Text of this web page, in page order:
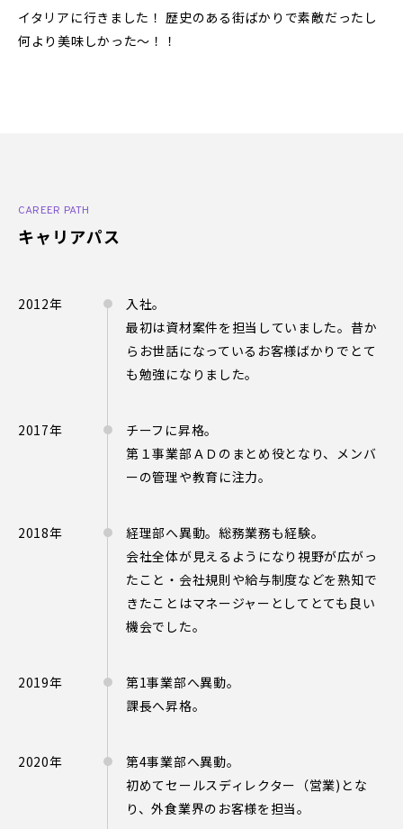
イタリアに行きました！ 歴史のある街ばかりで素敵だったし
何より美味しかった～！！
CAREER PATH
キャリアパス
2012年
入社。
最初は資材案件を担当していました。昔か
らお世話になっているお客様ばかりでとて
も勉強になりました。
2017年
チーフに昇格。
第１事業部ＡＤのまとめ役となり、メンバ
ーの管理や教育に注力。
2018年
経理部へ異動。総務業務も経験。
会社全体が見えるようになり視野が広がっ
たこと・会社規則や給与制度などを熟知で
きたことはマネージャーとしてとても良い
機会でした。
2019年
第1事業部へ異動。
課長へ昇格。
2020年
第4事業部へ異動。
初めてセールスディレクター（営業)とな
り、外食業界のお客様を担当。